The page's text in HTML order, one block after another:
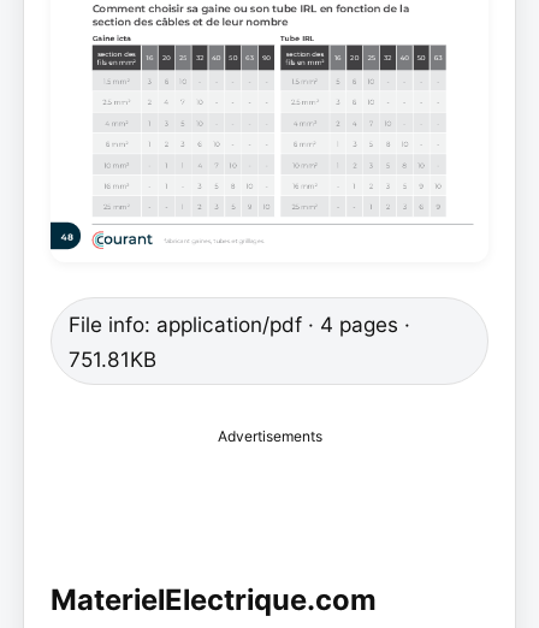
File info: application/pdf · 4 pages ·
751.81KB
Advertisements
MaterielElectrique.com